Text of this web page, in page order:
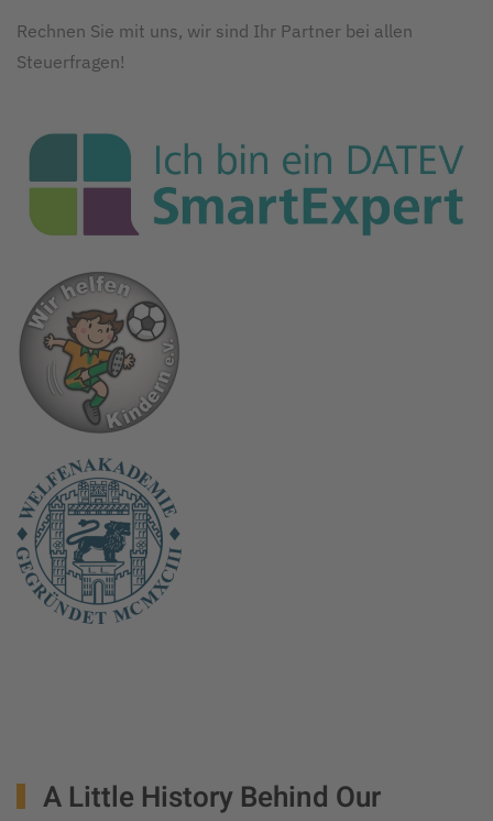
Rechnen Sie mit uns, wir sind Ihr Partner bei allen
Steuerfragen!
A Little HistoryBehind Our